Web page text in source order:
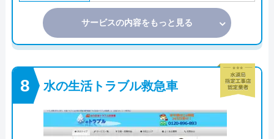
サービスの内容をもっと見る
水の生活トラブル救急車